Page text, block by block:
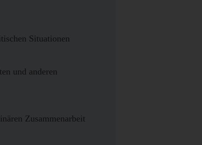
Situationen
und anderen
Zusammenarbeit